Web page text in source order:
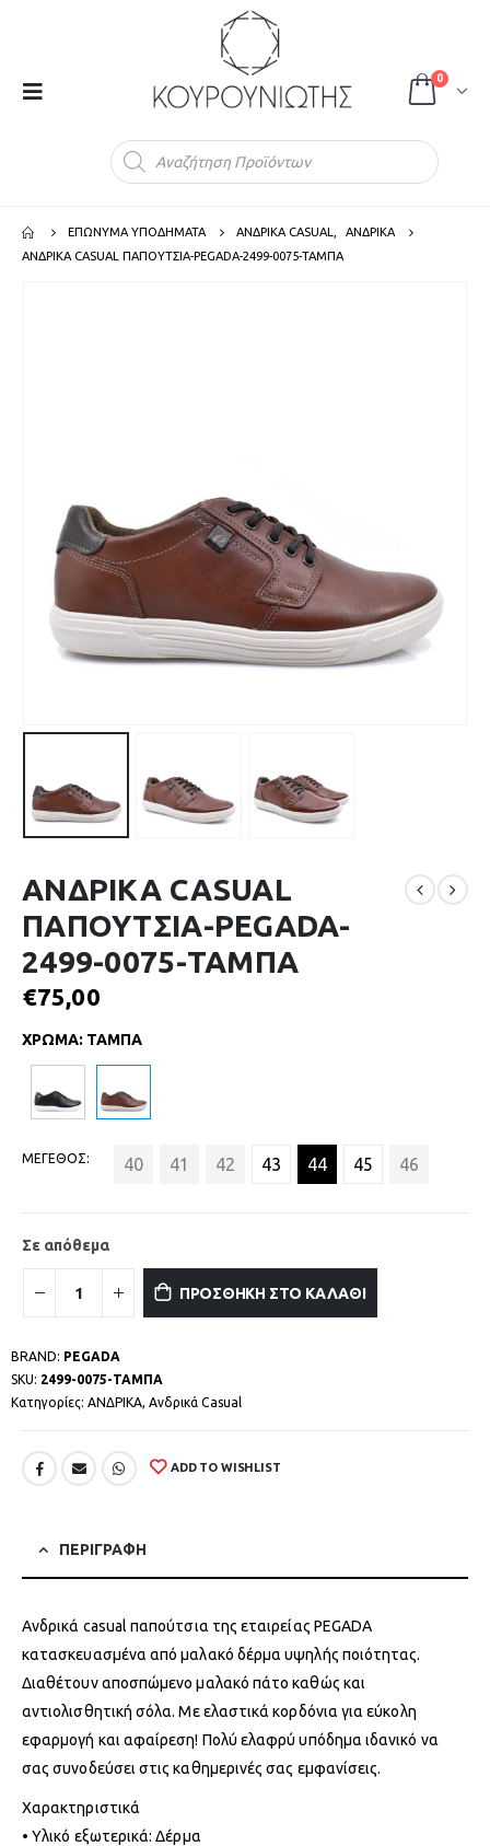
0
ΕΠΩΝΥΜΑ ΥΠΟΔΗΜΑΤΑ ΑΝΔΡΙΚΑ CASUAL
ΑΝΔΡΙΚΑ
ΑΝΔΡΙΚΑ CASUAL ΠΑΠΟΥΤΣΙΑ-PEGADA-2499-0075-ΤΑΜΠΑ
ΑΝΔΡΙΚΑ CASUAL
ΠΑΠΟΥΤΣΙΑ-PEGADA-
2499-0075-ΤΑΜΠΑ
€75,00
ΧΡΩΜΑ: ΤΑΜΠΑ
ΜΕΓΕΘΟΣ 40 41 42 43 44 45 46
Σε απόθεμα
ΠΡΟΣΘΗΚΗ ΣΤΟ ΚΑΛΑΘΙ
BRAND: PEGADA
SKU: 2499-0075-ΤΑΜΠΑ
Κατηγορίες: ΑΝΔΡΙΚΑ, Ανδρικά Casual
ADD TO WISHLIST
ΠΕΡΙΓΡΑΦΗ
Ανδρικά casual παπούτσια της εταιρείας PEGADA
κατασκευασμένα από μαλακό δέρμα υψηλής ποιότητας.
Διαθέτουν αποσπώμενο μαλακό πάτο καθώς και
αντιολισθητική σόλα. Με ελαστικά κορδόνια για εύκολη
εφαρμογή και αφαίρεση! Πολύ ελαφρύ υπόδημα ιδανικό να
σας συνοδεύσει στις καθημερινές σας εμφανίσεις.
Χαρακτηριστικά
• Υλικό εξωτερικά: Δέρμα